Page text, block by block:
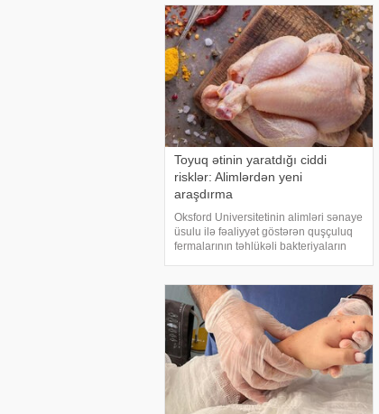
Toyuq ətinin yaratdığı ciddi
risklər: Alimlərdən yeni
araşdırma
Oksford Universitetinin alimləri sənaye
üsulu ilə fəaliyyət göstərən quşçuluq
fermalarının təhlükəli bakteriyaların
araşdırma zamanı son 45 i